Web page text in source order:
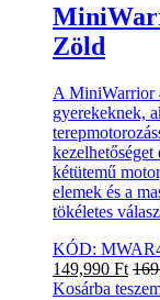
Zöld
A MiniWarrior
gyerekeknek,
kétütemű
elemek és a
tökéletes
KÓD:
149,990 Ft
Kosárba